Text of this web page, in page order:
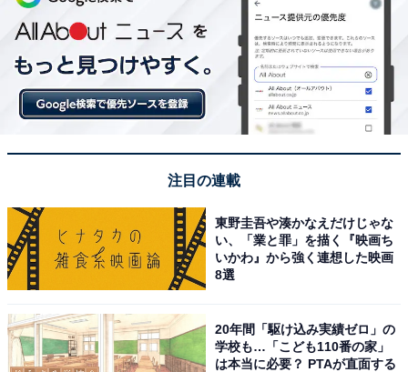
注目の連載
東野圭吾や湊かなえだけじゃな
い、「業と罪」を描く『映画ち
いかわ』から強く連想した映画
8選
20年間「駆け込み実績ゼロ」の
学校も…「こども110番の家」
は本当に必要？ PTAが直面する